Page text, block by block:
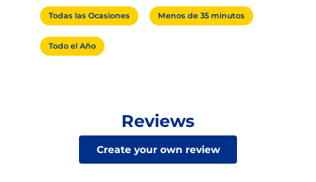
Todas las Ocasiones Menos de 35 minutos
Todo el Año
Reviews
Create your own review